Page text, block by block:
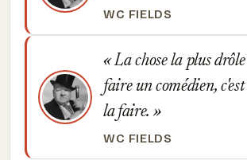
WC FIELDS
La chose la plus drôle
faire un comédien, c'est
la faire.
WC FIELDS